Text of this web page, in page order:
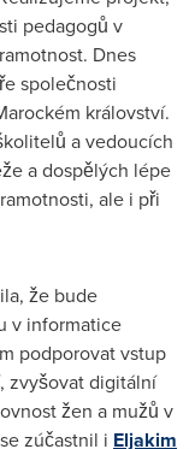
pedagogů v
Dnes
společnosti
království.
a vedoucích
a dospělých lépe
ale i při
že bude
v informatice
podporovat vstup
zvyšovat digitální
žen a mužů v
zúčastnil i Eljakim